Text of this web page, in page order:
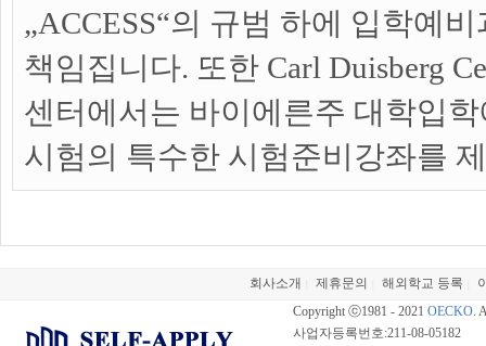
„ACCESS“의 규범 하에 입학예
책임집니다. 또한 Carl Duisberg
센터에서는 바이에른주 대학입
시험의 특수한 시험준비강좌를
회사소개 제휴문의 해외학교 등록
Copyright ⓒ1981 - 2021 OECKO.
사업자등록번호:211-08-05182